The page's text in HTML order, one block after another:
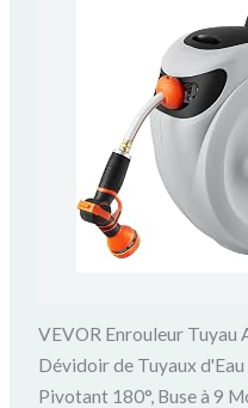
VEVOR Enrouleur Tuyau
Dévidoir de Tuyaux
Pivotant 180°, Buse à 9